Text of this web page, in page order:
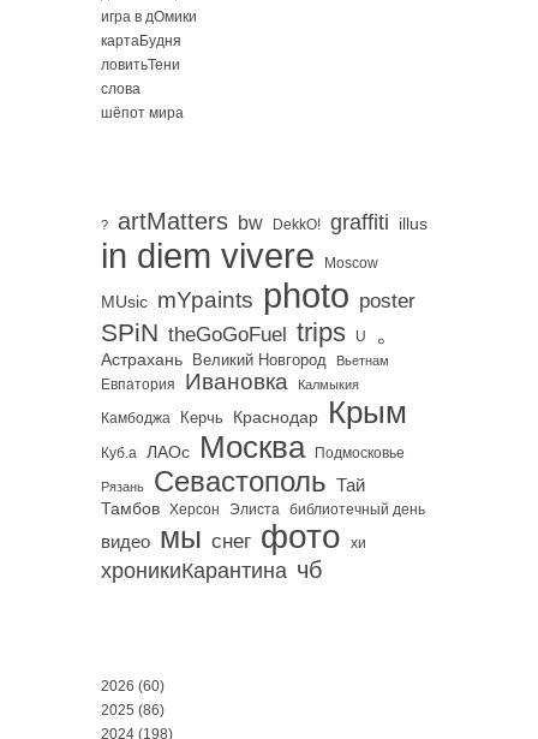
игра в дОмики
картаБудня
ловитьТени
слова
шёпот мира
? artMatters bw DekkO! graffiti illus
in diem vivere Moscow
MUsic mYpaints photo poster
SPiN theGoGoFuel trips U 。
Астрахань Великий Новгород Вьетнам
Евпатория Ивановка Калмыкия
Камбоджа Керчь Краснодар Крым
Куб.а ЛАОс Москва Подмосковье
Рязань Севастополь Тай
Тамбов Херсон Элиста библиотечный день
видео мы снег фото хи
хроникиКарантина чб
2026 (60)
2025 (86)
2024 (198)